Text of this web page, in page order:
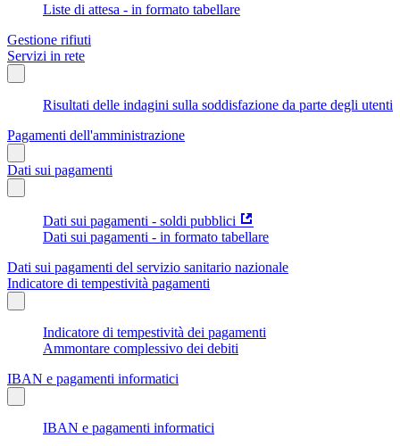
Liste di attesa - in formato tabellare
Gestione rifiuti
Servizi in rete
Risultati delle indagini sulla soddisfazione da parte degli utenti
Pagamenti dell'amministrazione
Dati sui pagamenti
Dati sui pagamenti - soldi pubblici
Dati sui pagamenti - in formato tabellare
Dati sui pagamenti del servizio sanitario nazionale
Indicatore di tempestività pagamenti
Indicatore di tempestività dei pagamenti
Ammontare complessivo dei debiti
IBAN e pagamenti informatici
IBAN e pagamenti informatici